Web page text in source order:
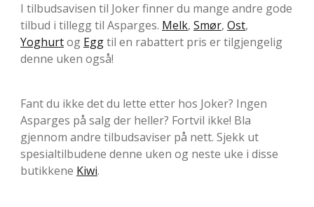
I tilbudsavisen til Joker finner du mange andre gode
tilbud i tillegg til Asparges. Melk, Smør, Ost,
Yoghurtog Eggtil en rabattert pris er tilgjengelig
denne uken også!
Fant du ikke det du lette etter hos Joker? Ingen
Asparges på salg der heller? Fortvil ikke! Bla
gjennom andre tilbudsaviser på nett. Sjekk ut
spesialtilbudene denne uken og neste uke i disse
butikkene Kiwi.